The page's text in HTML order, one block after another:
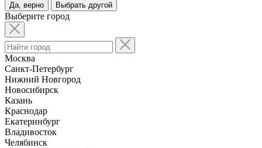
Да, верно Выбрать другой
Выберите город
Москва
Санкт-Петербург
Нижний Новгород
Новосибирск
Казань
Краснодар
Екатеринбург
Владивосток
Челябинск